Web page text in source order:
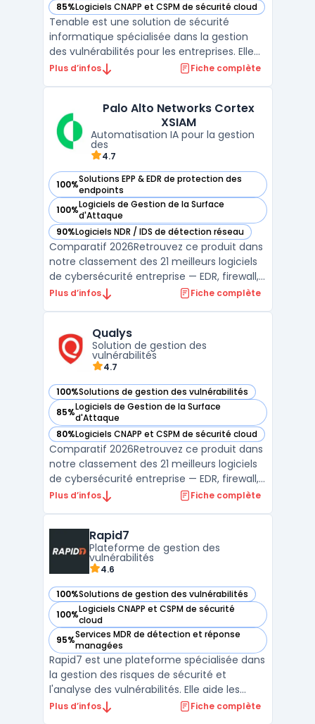
85%Logiciels CNAPP et CSPM de sécurité cloud
— voir Tenable dans cette catégorie
Tenable est une solution de sécurité
informatique spécialisée dans la gestion
des vulnérabilités pour les entreprises. Elle
offre des outils permettant de surveiller,
applications.Grâce à une analyse des failles
Plus d’infos Fiche complète
Palo Alto Networks Cortex
XSIAM
Automatisation IA pour la gestion
des
4.7
100%Solutions EPP & EDR de protection des
endpoints
— voir Palo Alto Networks Cortex XSIAM dans cette
100%Logiciels de Gestion de la Surface
d'Attaque
— voir Palo Alto Networks Cortex XSIAM dans cette
90%Logiciels NDR / IDS de détection réseau
— voir Palo Alto Networks Cortex XSIAM dans cette
Comparatif 2026Retrouvez ce produit dans
notre classement des 21 meilleurs logiciels
de cybersécurité entreprise — EDR, firewall,
SIEM, XDR. ...
Plus d’infos Fiche complète
Qualys
Solution de gestion des
vulnérabilités
4.7
100%Solutions de gestion des vulnérabilités
— voir Qualys dans cette catégorie
85%Logiciels de Gestion de la Surface
d'Attaque
— voir Qualys dans cette catégorie
80%Logiciels CNAPP et CSPM de sécurité cloud
— voir Qualys dans cette catégorie
Comparatif 2026Retrouvez ce produit dans
notre classement des 21 meilleurs logiciels
de cybersécurité entreprise — EDR, firewall,
SIEM, XDR. ...
Plus d’infos Fiche complète
Rapid7
Plateforme de gestion des
vulnérabilités
4.6
100%Solutions de gestion des vulnérabilités
— voir Rapid7 dans cette catégorie
100%Logiciels CNAPP et CSPM de sécurité
cloud
— voir Rapid7 dans cette catégorie
95%Services MDR de détection et réponse
managées
— voir Rapid7 dans cette catégorie
Rapid7 est une plateforme spécialisée dans
la gestion des risques de sécurité et
l'analyse des vulnérabilités. Elle aide les
entreprises à identifier, évaluer et corriger
Plus d’infos Fiche complète